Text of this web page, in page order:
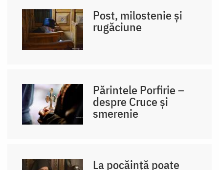
Post, milostenie și
rugăciune
Părintele Porfirie –
despre Cruce și
smerenie
La pocăință poate